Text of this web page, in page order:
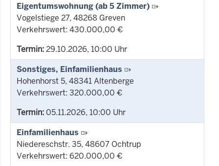
Eigentumswohnung (ab 5 Zimmer)
Vogelstiege 27, 48268 Greven
Verkehrswert: 430.000,00 €
Termin:29.10.2026, 10:00 Uhr
Sonstiges, Einfamilienhaus
Hohenhorst 5, 48341 Altenberge
Verkehrswert: 320.000,00 €
Termin:05.11.2026, 10:00 Uhr
Einfamilienhaus
Niedereschstr. 35, 48607 Ochtrup
Verkehrswert: 620.000,00 €